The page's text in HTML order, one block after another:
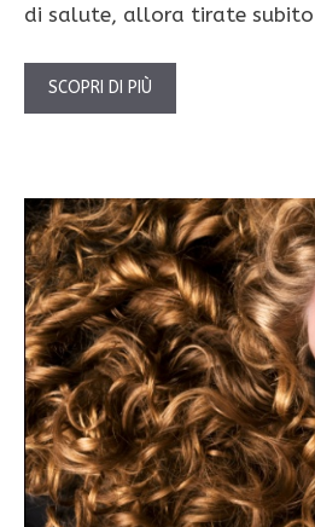
di salute, allora tirate
SCOPRI DI PIÙ